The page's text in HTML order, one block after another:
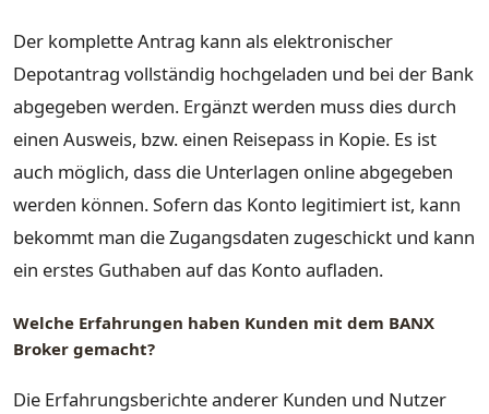
Der komplette Antrag kann als elektronischer
Depotantrag vollständig hochgeladen und bei der Bank
abgegeben werden. Ergänzt werden muss dies durch
einen Ausweis, bzw. einen Reisepass in Kopie. Es ist
auch möglich, dass die Unterlagen online abgegeben
werden können. Sofern das Konto legitimiert ist, kann
bekommt man die Zugangsdaten zugeschickt und kann
ein erstes Guthaben auf das Konto aufladen.
Welche Erfahrungen haben Kunden mit dem BANX
Broker gemacht?
Die Erfahrungsberichte anderer Kunden und Nutzer